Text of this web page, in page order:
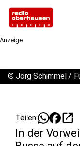
Anzeige
© Jörg Schimmel /
Teilen: open_in_new
In der